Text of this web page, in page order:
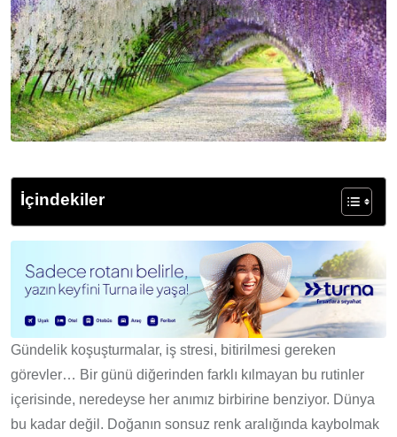
İçindekiler
Gündelik koşuşturmalar, iş stresi, bitirilmesi gereken
görevler… Bir günü diğerinden farklı kılmayan bu rutinler
içerisinde, neredeyse her anımız birbirine benziyor. Dünya
bu kadar değil. Doğanın sonsuz renk aralığında kaybolmak